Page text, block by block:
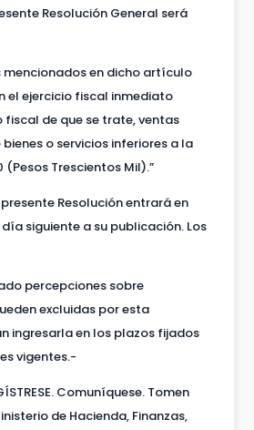
Resolución General será
mencionados en dicho artículo
el ejercicio fiscal inmediato
fiscal de que se trate, ventas
o servicios inferiores a la
Trescientos Mil).”
presente Resolución entrará en
siguiente a su publicación. Los
percepciones sobre
excluidas por esta
ingresarla en los plazos fijados
vigentes.-
Comuníquese. Tomen
de Hacienda, Finanzas,